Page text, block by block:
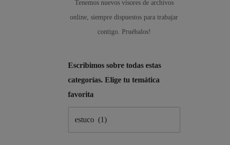
Tenemos nuevos visores de archivos
online, siempre dispuestos para trabajar
contigo. Pruébalos!
Escribimos sobre todas estas
categorías. Elige tu temática
favorita